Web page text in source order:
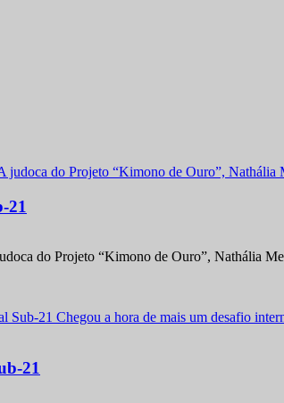
21
do Projeto “Kimono de Ouro”, Nathália
21